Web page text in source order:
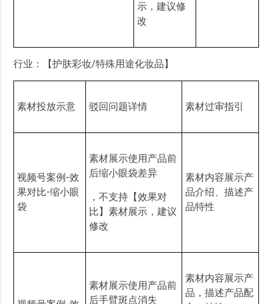
示，建议修
改
行业：【护肤彩妆/特殊用途化妆品】
素材投放示意 驳回问题详情 素材过审指引
视频号案例-效
果对比-缩小眼
袋
素材展示使用产品前
后缩小眼袋差异
，不支持【效果对
比】素材展示，建议
修改
素材内容展示产
品介绍、描述产
品特性
素材展示使用产品前
后手臂斑点消失
素材内容展示产
品，描述产品配